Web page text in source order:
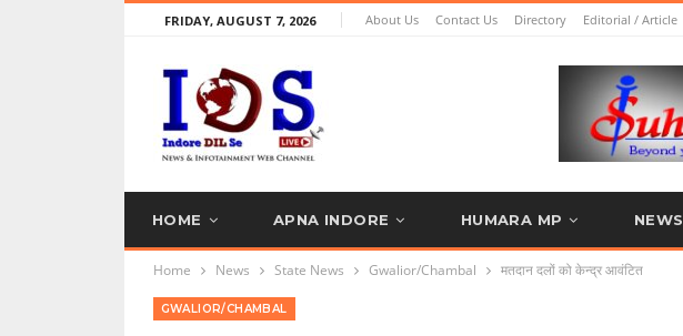
FRIDAY, AUGUST 7, 2026 About Us Contact Us Directory Editorial / Article
HOME APNA INDORE HUMARA MP NEWS
TRAVEL’S EXPERT PR NEWS
Home News State News Gwalior/Chambal मतदान दलों को केन्द्र आवंटित
GWALIOR/CHAMBAL